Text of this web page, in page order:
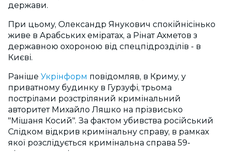
держави.
При цьому, Олександр Янукович спокійнісінько
живе в Арабських еміратах, а Рінат Ахметов з
державною охороною від спецпідрозділів - в
Києві.
Раніше Укрінформ повідомляв, в Криму, у
приватному будинку в Гурзуфі, трьома
пострілами розстріляний кримінальний
авторитет Михайло Ляшко на прізвисько
"Мішаня Косий". За фактом убивства російський
Слідком відкрив кримінальну справу, в рамках
якої розслідується кримінальна справа 59-